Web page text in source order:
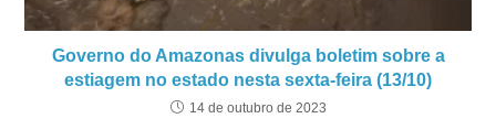
Governo do Amazonas divulga boletim sobre a
estiagem no estado nesta sexta-feira (13/10)
14 de outubro de 2023